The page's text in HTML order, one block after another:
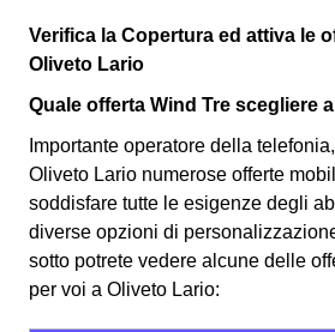
Verifica la Copertura ed attiva le
Oliveto Lario
Quale offerta Wind Tre scegliere
Importante operatore della
Oliveto Lario numerose offerte
soddisfare tutte le esigenze degli
diverse opzioni di
sotto potrete vedere alcune delle
per voi a Oliveto Lario: